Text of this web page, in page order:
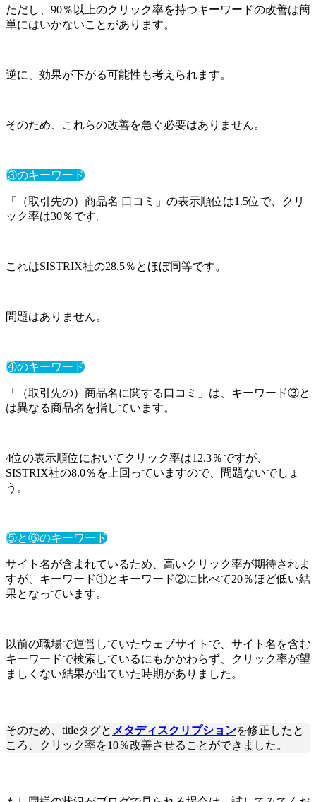
ただし、90％以上のクリック率を持つキーワードの改善は簡
単にはいかないことがあります。
逆に、効果が下がる可能性も考えられます。
そのため、これらの改善を急ぐ必要はありません。
③のキーワード
「（取引先の）商品名 口コミ」の表示順位は1.5位で、クリ
ック率は30％です。
これはSISTRIX社の28.5％とほぼ同等です。
問題はありません。
④のキーワード
「（取引先の）商品名に関する口コミ」は、キーワード③と
は異なる商品名を指しています。
4位の表示順位においてクリック率は12.3％ですが、
SISTRIX社の8.0％を上回っていますので、問題ないでしょ
う。
⑤と⑥のキーワード
サイト名が含まれているため、高いクリック率が期待されま
すが、キーワード①とキーワード②に比べて20％ほど低い結
果となっています。
以前の職場で運営していたウェブサイトで、サイト名を含む
キーワードで検索しているにもかかわらず、クリック率が望
ましくない結果が出ていた時期がありました。
そのため、titleタグと メタディスクリプションを修正したと
ころ、クリック率を10％改善させることができました。